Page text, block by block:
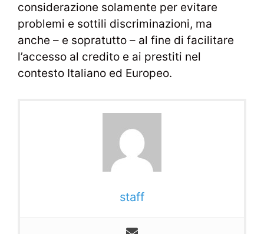
considerazione solamente per evitare
problemi e sottili discriminazioni, ma
anche – e sopratutto – al fine di facilitare
l’accesso al credito e ai prestiti nel
contesto Italiano ed Europeo.
staff